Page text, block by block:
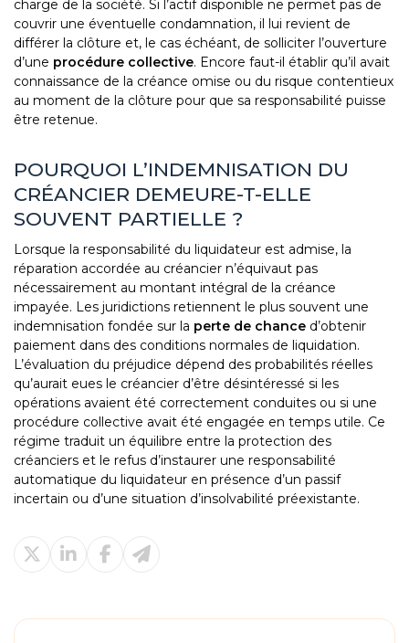
charge de la société. Si l’actif disponible ne permet pas de
couvrir une éventuelle condamnation, il lui revient de
différer la clôture et, le cas échéant, de solliciter l’ouverture
d’une procédure collective. Encore faut-il établir qu’il avait
connaissance de la créance omise ou du risque contentieux
au moment de la clôture pour que sa responsabilité puisse
être retenue.
POURQUOI L’INDEMNISATION DU
CRÉANCIER DEMEURE-T-ELLE
SOUVENT PARTIELLE ?
Lorsque la responsabilité du liquidateur est admise, la
réparation accordée au créancier n’équivaut pas
nécessairement au montant intégral de la créance
impayée. Les juridictions retiennent le plus souvent une
indemnisation fondée sur la perte de chance d’obtenir
paiement dans des conditions normales de liquidation.
L’évaluation du préjudice dépend des probabilités réelles
qu’aurait eues le créancier d’être désintéressé si les
opérations avaient été correctement conduites ou si une
procédure collective avait été engagée en temps utile. Ce
régime traduit un équilibre entre la protection des
créanciers et le refus d’instaurer une responsabilité
automatique du liquidateur en présence d’un passif
incertain ou d’une situation d’insolvabilité préexistante.